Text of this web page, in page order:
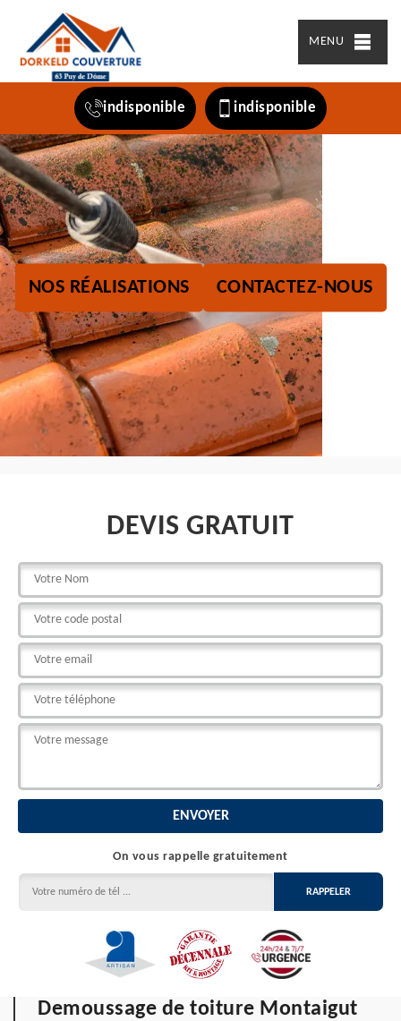
MENU
indisponible indisponible
NOS RÉALISATIONS CONTACTEZ-NOUS
DEVIS GRATUIT
On vous rappelle gratuitement
Demoussage de toiture Montaigut